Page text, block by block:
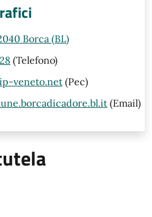
Borca (BL)
(Telefono)
veneto.net (Pec)
(Email)